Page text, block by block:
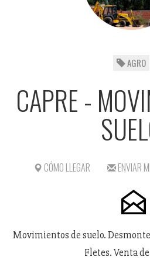
AGRO
CAPRE -
CÓMO LLEGAR ENVIAR
Movimientos de suelo.
Fletes. Venta